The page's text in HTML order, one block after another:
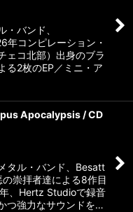
バンド、
コンピレーション・
ェコ北部）出身のブラ
る2枚のEP／ミニ・ア
Apocalypsis / CD
タル・バンド、Besatt
崇拝者達による8作目
、Hertz Studioで録音
つ強力なサウンドを…